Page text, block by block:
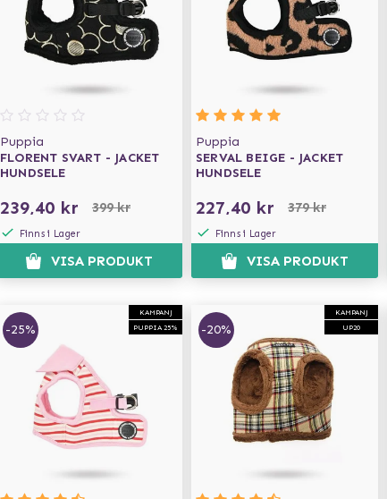
Puppia
FLORENT SVART - JACKET
HUNDSELE
239,40 kr 399 kr
Finns i Lager
VISA PRODUKT
Puppia
SERVAL BEIGE - JACKET
HUNDSELE
227,40 kr 379 kr
Finns i Lager
VISA PRODUKT
KAMPANJ
PUPPIA 25%
-25%
KAMPANJ
UP20
-20%